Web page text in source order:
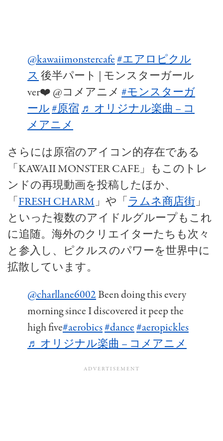
@kawaiimonstercafe#エアロピクル
ス 後半パート | モンスターガール
ver❤️ @コメアニメ #モンスターガ
ール#原宿 ♬ オリジナル楽曲 – コ
メアニメ
さらには原宿のアイコン的存在である
「 KAWAII MONSTER CAFE」もこのトレ
ンドの再現動画を投稿したほか、
「 FRESH CHARM」や「 ラムネ商店街」
といった複数のアイドルグループもこれ
に追随。海外のクリエイターたちも次々
と参入し、ピクルスのパワーを世界中に
拡散しています。
@charllane6002Been doing this every
morning since I discovered it peep the
high five#aerobics#dance#aeropickles
♬ オリジナル楽曲 – コメアニメ